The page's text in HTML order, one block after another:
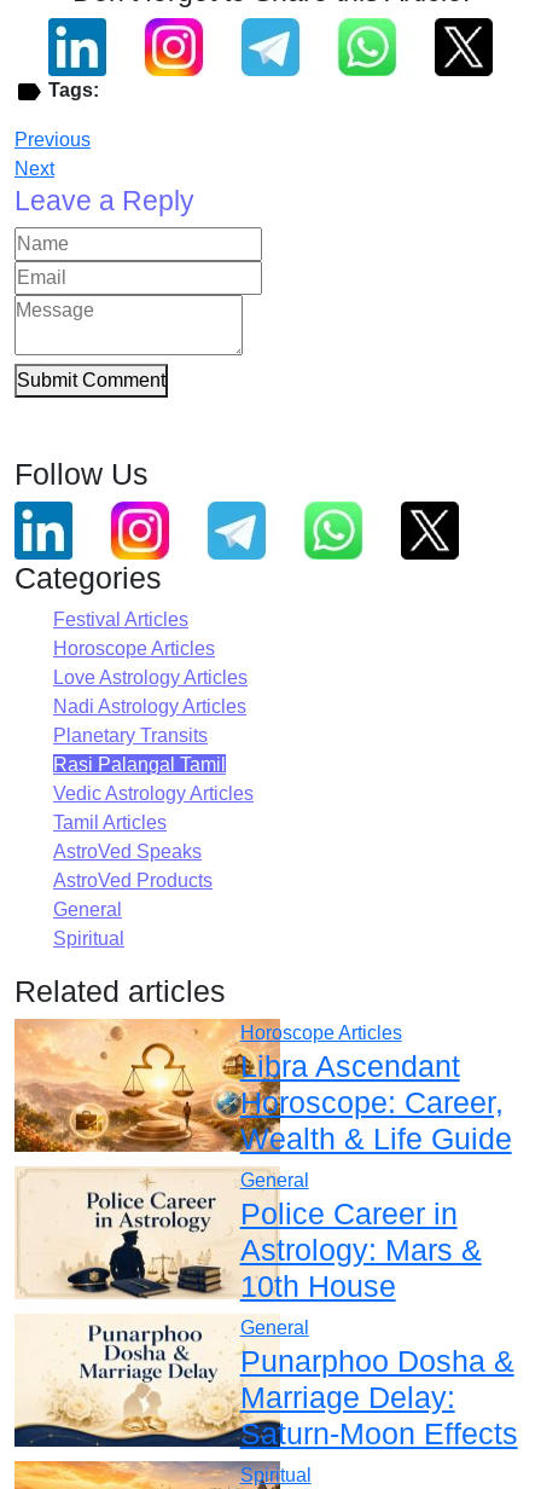
Tags:
Previous
Next
Leave a Reply
Submit Comment
Follow Us
Categories
Festival Articles
Horoscope Articles
Love Astrology Articles
Nadi Astrology Articles
Planetary Transits
Rasi Palangal Tamil
Vedic Astrology Articles
Tamil Articles
AstroVed Speaks
AstroVed Products
General
Spiritual
Related articles
Horoscope Articles
Libra Ascendant
Horoscope: Career,
Wealth & Life Guide
General
Police Career in
Astrology: Mars &
10th House
General
Punarphoo Dosha &
Marriage Delay:
Saturn-Moon Effects
Spiritual